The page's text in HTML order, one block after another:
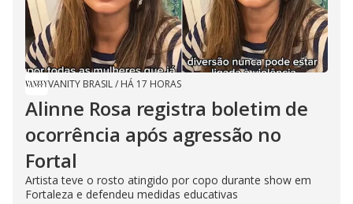
VANITY BRASIL/ HÁ 17 HORAS
Alinne Rosa registra boletim de
ocorrência após agressão no
Fortal
Artista teve o rosto atingido por copo durante show em
Fortaleza e defendeu medidas educativas